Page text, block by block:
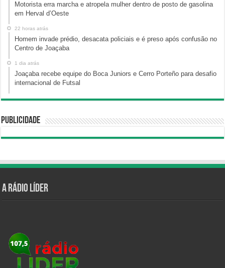
Motorista erra marcha e atropela mulher dentro de posto de gasolina
em Herval d’Oeste
22 horas atrás
Homem invade prédio, desacata policiais e é preso após confusão no
Centro de Joaçaba
1 dia atrás
Joaçaba recebe equipe do Boca Juniors e Cerro Porteño para desafio
internacional de Futsal
Publicidade
A Rádio Líder